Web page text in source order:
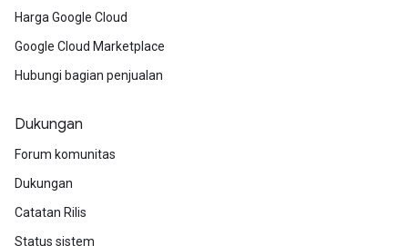
Harga Google Cloud
Google Cloud Marketplace
Hubungi bagian penjualan
Dukungan
Forum komunitas
Dukungan
Catatan Rilis
Status sistem